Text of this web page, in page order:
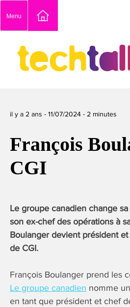
content
Menu
il y a 2 ans - 11/07/2024 - 2 minutes
François
CGI
Le groupe canadien change
son ex-chef des opérations à
Boulanger devient président
de CGI.
François Boulanger prend les
Le groupe canadien nomme
en tant que président et chef